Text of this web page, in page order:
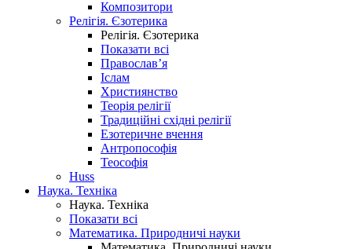
Композитори
Релігія. Єзотерика
Релігія. Єзотерика
Показати всі
Православ’я
Іслам
Християнство
Теорія релігії
Традиційні східні релігії
Езотеричне вчення
Антропософія
Теософія
Huss
Наука. Техніка
Наука. Техніка
Показати всі
Математика. Природничі науки